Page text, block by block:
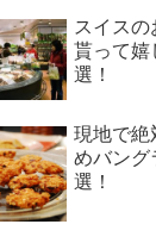
スイスの
貰って嬉
選！
現地で絶
めバング
選！